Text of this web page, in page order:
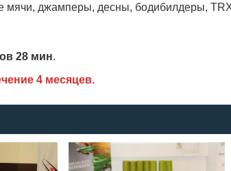
мячи, джамперы, десны, бодибилдеры,
28 мин.
4 месяцев.